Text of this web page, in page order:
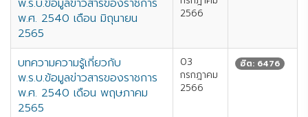
พ.ร.บ.ข้อมูลข่าวสารของราชการ
พ.ศ. 2540 เดือน มิถุนายน
2565
2566
บทความความรู้เกี่ยวกับ
พ.ร.บ.ข้อมูลข่าวสารของราชการ
พ.ศ. 2540 เดือน พฤษภาคม
2565
03
กรกฎาคม
2566
ฮิต: 6476